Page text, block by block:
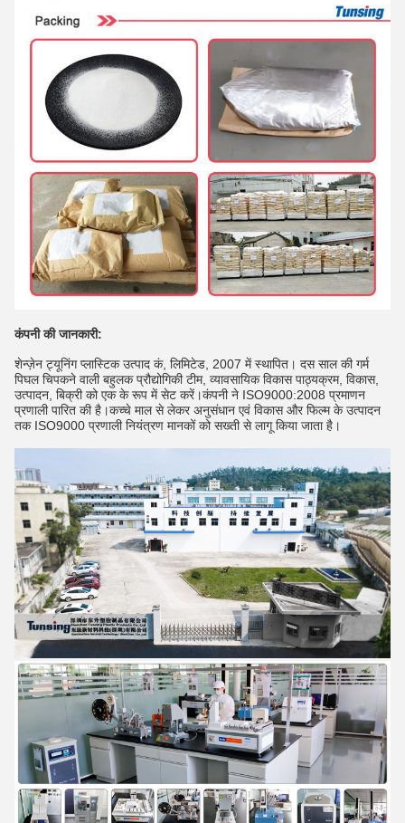
कंपनी की जानकारी:
शेन्ज़ेन ट्यूनिंग प्लास्टिक उत्पाद कं, लिमिटेड, 2007 में स्थापित। दस साल की गर्म
पिघल चिपकने वाली बहुलक प्रौद्योगिकी टीम, व्यावसायिक विकास पाठ्यक्रम, विकास,
उत्पादन, बिक्री को एक के रूप में सेट करें।कंपनी ने ISO9000:2008 प्रमाणन
प्रणाली पारित की है।कच्चे माल से लेकर अनुसंधान एवं विकास और फिल्म के उत्पादन
तक ISO9000 प्रणाली नियंत्रण मानकों को सख्ती से लागू किया जाता है।